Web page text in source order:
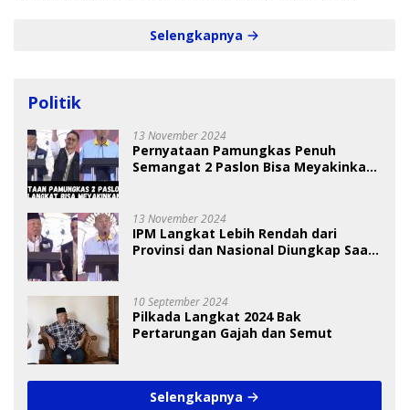
Selengkapnya
Politik
13 November 2024
Pernyataan Pamungkas Penuh
Semangat 2 Paslon Bisa Meyakinkan
13 November 2024
IPM Langkat Lebih Rendah dari
Provinsi dan Nasional Diungkap Saat
10 September 2024
Pilkada Langkat 2024 Bak
Pertarungan Gajah dan Semut
Selengkapnya